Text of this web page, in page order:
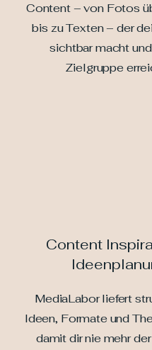
Content – von Fotos
bis zu Texten – der
sichtbar macht
Zielgruppe
Content
MediaLabor liefert
Ideen, Formate und
damit dir nie mehr